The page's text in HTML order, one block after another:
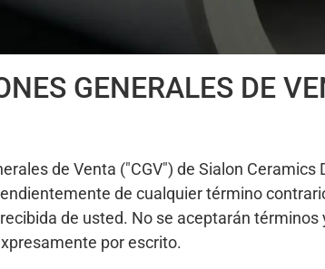
GENERALES DE
de Venta ("CGV") de Sialon
de cualquier término
de usted. No se aceptarán
por escrito.